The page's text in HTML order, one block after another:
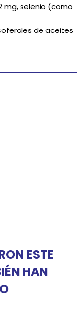
mg, selenio (como
de aceites
ESTE
HAN